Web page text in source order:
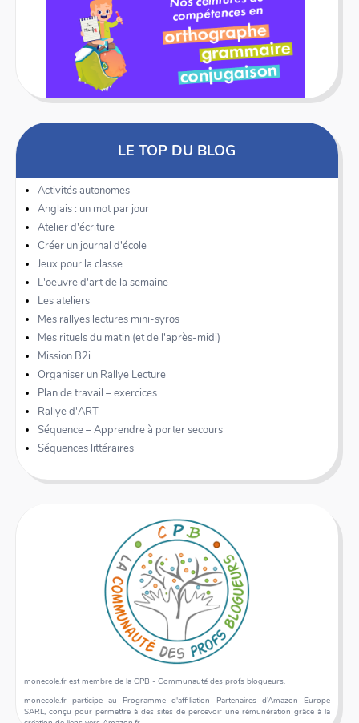
LE TOP DU BLOG
Activités autonomes
Anglais : un mot par jour
Atelier d'écriture
Créer un journal d'école
Jeux pour la classe
L'oeuvre d'art de la semaine
Les ateliers
Mes rallyes lectures mini-syros
Mes rituels du matin (et de l'après-midi)
Mission B2i
Organiser un Rallye Lecture
Plan de travail – exercices
Rallye d'ART
Séquence – Apprendre à porter secours
Séquences littéraires
monecole.fr est membre de la CPB - Communauté des profs blogueurs.
monecole.fr participe au Programme d'affiliation Partenaires d’Amazon Europe
SARL, conçu pour permettre à des sites de percevoir une rémunération grâce à la